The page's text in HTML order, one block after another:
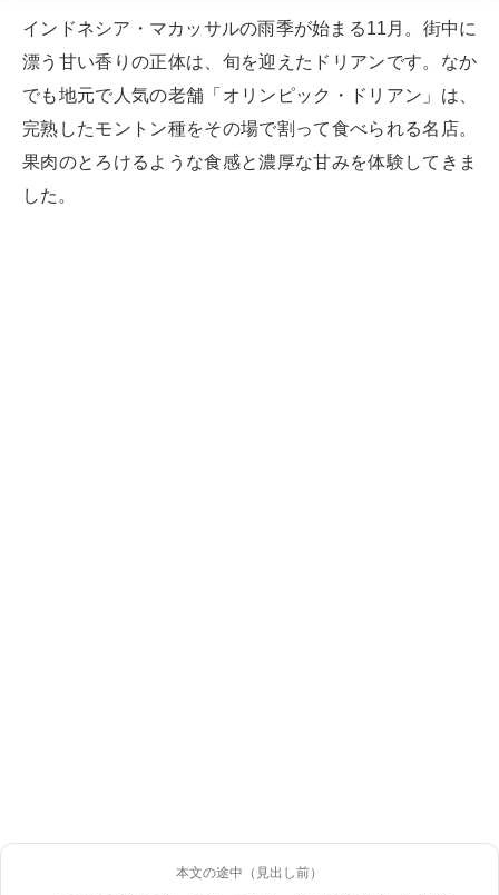
インドネシア・マカッサルの雨季が始まる11月。街中に
漂う甘い香りの正体は、旬を迎えたドリアンです。なか
でも地元で人気の老舗「オリンピック・ドリアン」は、
完熟したモントン種をその場で割って食べられる名店。
果肉のとろけるような食感と濃厚な甘みを体験してきま
した。
本文の途中（見出し前）